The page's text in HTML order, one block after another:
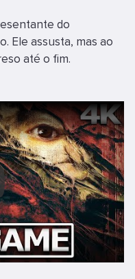
do
Ele assusta, mas ao
até o fim.